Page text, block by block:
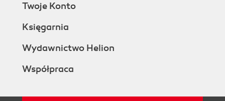
Twoje Konto
Księgarnia
Wydawnictwo Helion
Współpraca